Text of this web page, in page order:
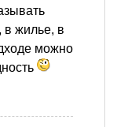
в жилье, в
можно